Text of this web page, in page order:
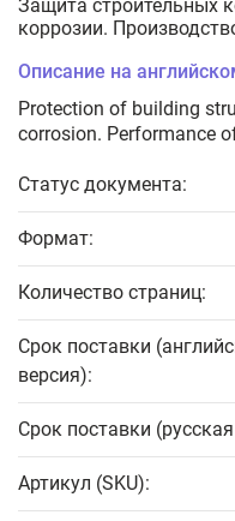
Защита строительных
коррозии.
Описание на
Protection of building
corrosion. Performance
Статус документа:
Формат:
Количество страниц:
Срок поставки
версия):
Срок поставки
Артикул (SKU):